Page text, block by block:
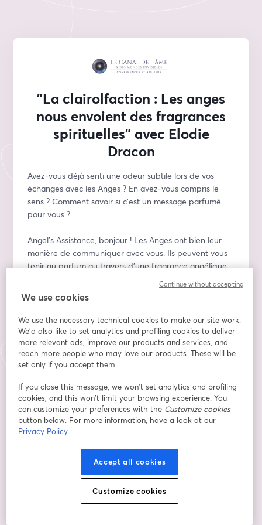
"La clairolfaction : Les anges
nous envoient des fragrances
spirituelles" avec Elodie
Dracon
Avez-vous déjà senti une odeur subtile lors de vos
échanges avec les Anges ? En avez-vous compris le
sens ? Comment savoir si c’est un message parfumé
pour vous ?
Angel’s Assistance, bonjour ! Les Anges ont bien leur
manière de communiquer avec vous. Ils peuvent vous
tenir au parfum au travers d’une fragrance angélique.
Au travers de cette conférence, je souhaite vous
transmettre des informations et des clés pour
apprivoiser la clair olfaction dans votre quotidien.
Au programme :
- Accueil et présentation
- J’ai senti un parfum dans un rêve (partage
d’expérience)
- Que signifie les fragrances envoyées par les Anges ?
La clairolfaction
- Découvrir le parfum subtil de son ange gardien
- Questions et réponses
- Présentation des prochains ateliers angéliques
Avec joie de vous rencontrer pour vivre cette
We use cookies
We use the necessary technical cookies to make our site work.
We'd also like to set analytics and profiling cookies to deliver
more relevant ads, improve our products and services, and
reach more people who may love our products. These will be
set only if you accept them.
If you close this message, we won’t set analytics and profiling
cookies, and this won’t limit your browsing experience. You
can customize your preferences with the Customize cookies
button below. For more information, have a look at our
Privacy Policy
Accept all cookies
Customize cookies
Continue without accepting